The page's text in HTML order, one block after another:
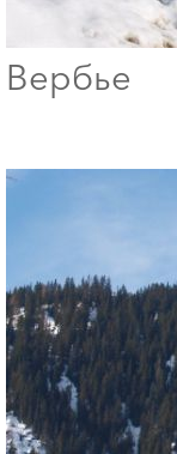
Вербье